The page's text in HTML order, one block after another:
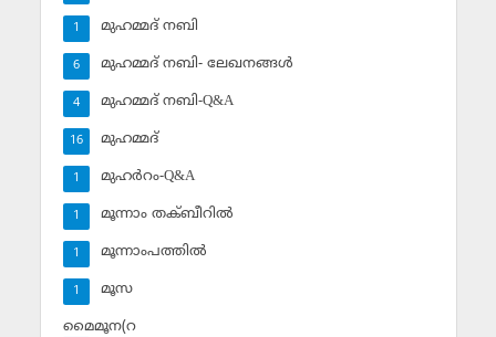
മുഹമ്മദ് നബി
1
മുഹമ്മദ് നബി- ലേഖനങ്ങള്‍
6
മുഹമ്മദ് നബി-Q&A
4
മുഹമ്മദ്‌
16
മുഹര്‍റം-Q&A
1
മൂന്നാം തക്ബീറില്‍
1
മൂന്നാംപത്തില്‍
1
മൂസ
1
മൈമൂന(റ